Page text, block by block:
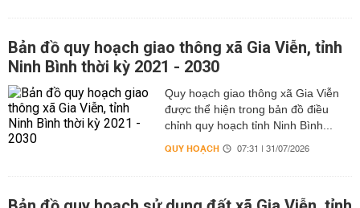
Bản đồ quy hoạch giao thông xã Gia Viễn, tỉnh
Ninh Bình thời kỳ 2021 - 2030
Quy hoạch giao thông xã Gia Viễn
được thể hiện trong bản đồ điều
chỉnh quy hoạch tỉnh Ninh Bình...
QUY HOẠCH 07:31 | 31/07/2026